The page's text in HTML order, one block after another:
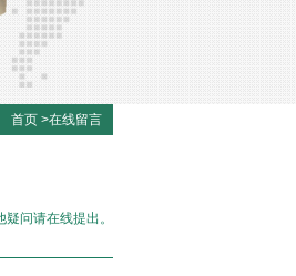
首页>在线留言
问请在线提出。